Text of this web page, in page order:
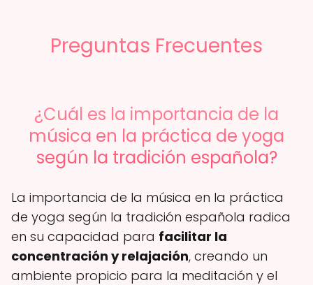
Preguntas Frecuentes
¿Cuál es la importancia de la
música en la práctica de yoga
según la tradición española?
La importancia de la música en la práctica
de yoga según la tradición española radica
en su capacidad para facilitar la
concentración y relajación, creando un
ambiente propicio para la meditación y el